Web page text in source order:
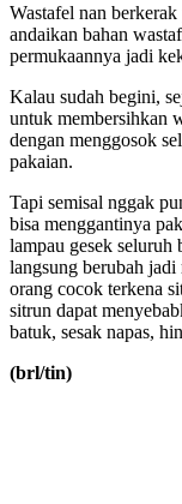
Wastafel nan
andaikan bahan
permukaannya jadi
Kalau sudah begini,
untuk membersihkan
dengan menggosok
pakaian.
Tapi semisal nggak
bisa menggantinya
lampau gesek
langsung berubah
orang cocok terkena
sitrun dapat
batuk, sesak napas,
(brl/tin)